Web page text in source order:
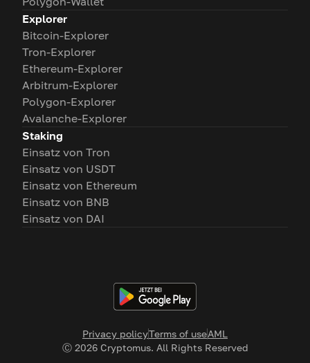
Privacy policyTerms of useAML
Ⓒ 2026Cryptomus. All Rights Reserved
Explorer
Bitcoin-Explorer
Tron-Explorer
Ethereum-Explorer
Arbitrum-Explorer
Polygon-Explorer
Avalanche-Explorer
Staking
Einsatz von Tron
Einsatz von USDT
Einsatz von Ethereum
Einsatz von BNB
Einsatz von DAI